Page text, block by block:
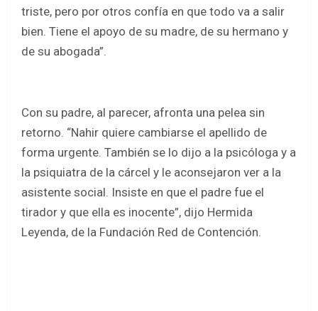
triste, pero por otros confía en que todo va a salir
bien. Tiene el apoyo de su madre, de su hermano y
de su abogada”.
Con su padre, al parecer, afronta una pelea sin
retorno. “Nahir quiere cambiarse el apellido de
forma urgente. También se lo dijo a la psicóloga y a
la psiquiatra de la cárcel y le aconsejaron ver a la
asistente social. Insiste en que el padre fue el
tirador y que ella es inocente”, dijo Hermida
Leyenda, de la Fundación Red de Contención.